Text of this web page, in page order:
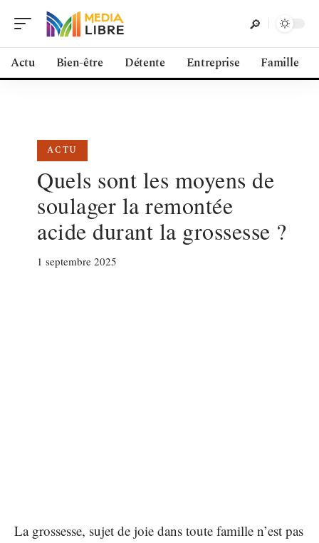
Actu Bien-être Détente Entreprise Famille
ACTU
Quels sont les moyens de
soulager la remontée
acide durant la grossesse ?
1 septembre 2025
La grossesse, sujet de joie dans toute famille n’est pas